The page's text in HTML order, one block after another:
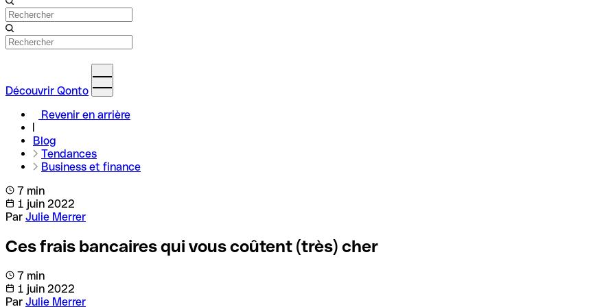
Découvrir Qonto
Revenir en arrière
Blog
Tendances
Business et finance
7 min
1 juin 2022
Par Julie Merrer
Ces frais bancaires qui vous coûtent (très) cher
7 min
1 juin 2022
Par Julie Merrer